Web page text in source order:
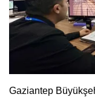
Gaziantep